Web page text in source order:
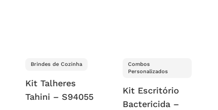
Brindes de Cozinha
Kit Talheres
Tahini – S94055
Combos
Personalizados
Kit Escritório
Bactericida –